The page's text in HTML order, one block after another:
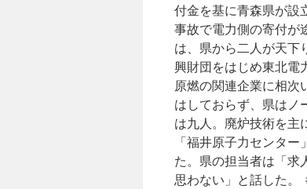
付金を基に青森県が設
事故で電力側の寄付が
は、県から二人が天
興財団をはじめ東北電
原燃の関連企業に相次
はしておらず、県は
は九人。廃炉技術を主
「福井原子力センタ
た。県の担当者は「求
思わない」と話した。